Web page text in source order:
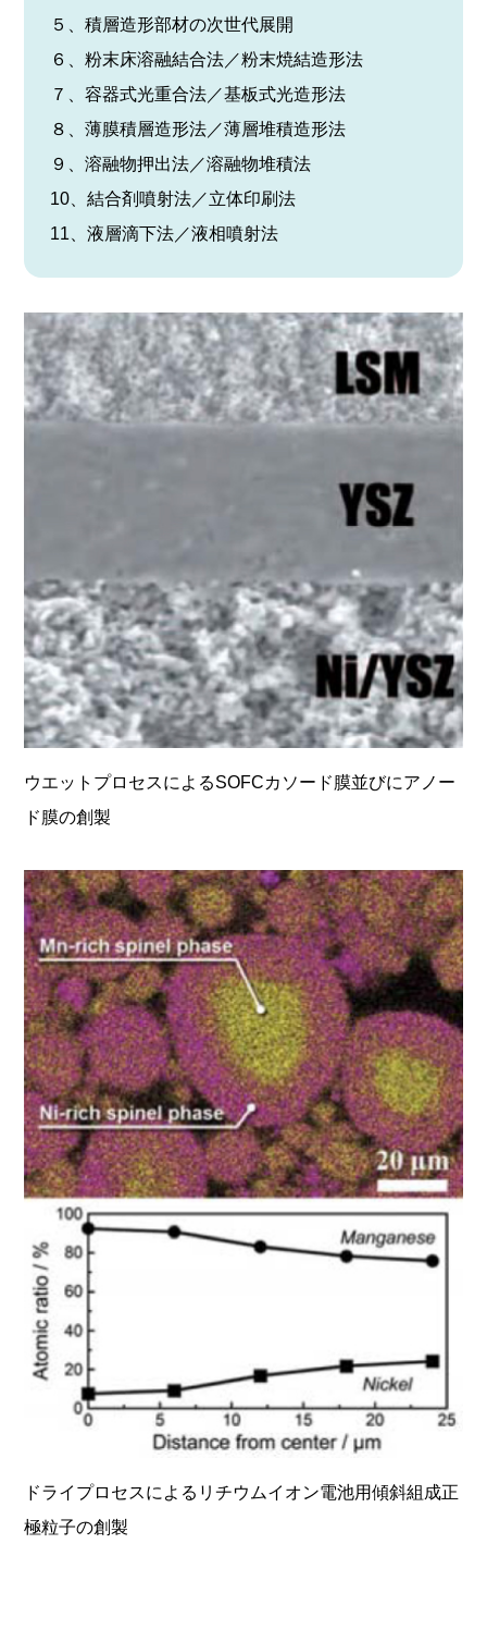
５、積層造形部材の次世代展開
６、粉末床溶融結合法／粉末焼結造形法
７、容器式光重合法／基板式光造形法
８、薄膜積層造形法／薄層堆積造形法
９、溶融物押出法／溶融物堆積法
10、結合剤噴射法／立体印刷法
11、液層滴下法／液相噴射法
ウエットプロセスによるSOFCカソード膜並びにアノー
ド膜の創製
ドライプロセスによるリチウムイオン電池用傾斜組成正
極粒子の創製